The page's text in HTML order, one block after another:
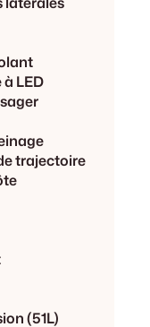
LED
trajectoire
(51L)